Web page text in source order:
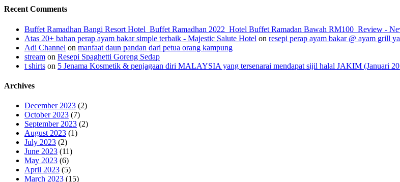
Recent Comments
Buffet Ramadhan Bangi Resort Hotel_Buffet Ramadhan 2022_Hotel Buffet Ramadan Bawah RM100_Review -
Atas 20+ bahan perap ayam bakar simple terbaik - Majestic Salute Hotel on resepi perap ayam bakar @ ayam grill
Adi Channel on manfaat daun pandan dari petua orang kampung
stream on Resepi Spaghetti Goreng Sedap
t shirts on 5 Jenama Kosmetik & penjagaan diri MALAYSIA yang tersenarai mendapat sijil halal JAKIM (Januari
Archives
December 2023 (2)
October 2023 (7)
September 2023 (2)
August 2023 (1)
July 2023 (2)
June 2023 (11)
May 2023 (6)
April 2023 (5)
March 2023 (15)